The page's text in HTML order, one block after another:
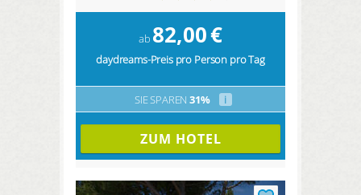
ab 82,00€
daydreams-Preis pro Person pro Tag
SIE SPAREN 31% i
ZUM HOTEL